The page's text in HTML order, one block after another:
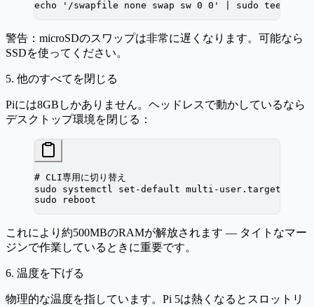
echo '/swapfile none swap sw 0 0' sudo tee
警告：microSDのスワップは非常に遅くなります。可能なら
SSDを使ってください。
5. 他のすべてを閉じる
Piには8GBしかありません。ヘッドレスで動かしているなら
デスクトップ環境を閉じる：
# CLI専用に切り替え
sudo systemctl set-default multi-user.target
sudo reboot
これにより約500MBのRAMが解放されます — タイトなマー
ジンで作業しているときに重要です。
6. 温度を下げる
物理的な温度を指しています。Pi 5は熱くなるとスロットリ